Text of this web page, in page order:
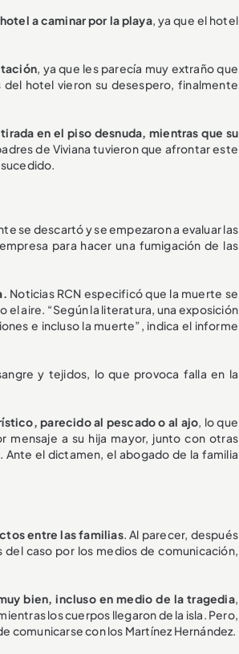
a caminar por la playa, ya que el hotel
, ya que les parecía muy extraño que
hotel vieron su desespero, finalmente
en el piso desnuda, mientras que su
de Viviana tuvieron que afrontar este
se descartó y se empezaron a evaluar las
para hacer una fumigación de las
Noticias RCN especificó que la muerte se
el aire. “Según la literatura, una exposición
e incluso la muerte”, indica el informe
y tejidos, lo que provoca falla en la
parecido al pescado o al ajo, lo que
mensaje a su hija mayor, junto con otras
el dictamen, el abogado de la familia
entre las familias. Al parecer, después
caso por los medios de comunicación,
bien, incluso en medio de la tragedia,
los cuerpos llegaron de la isla. Pero,
comunicarse con los Martínez Hernández.